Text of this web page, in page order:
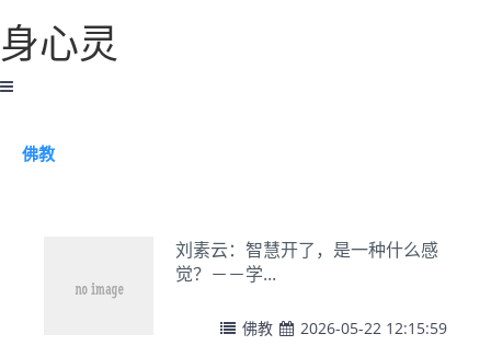
身心灵
佛教
刘素云：智慧开了，是一种什么感
觉？－－学...
佛教 2026-05-22 12:15:59